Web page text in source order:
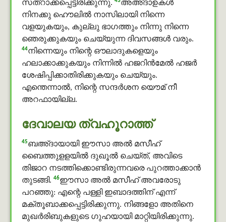
സത്റാക്കപ്പെട്ടിരിക്കുന്നു.
അഅ്ദാഉകൾ
നിനക്കു ഹൌലിൽ നാസിലായി നിന്നെ
വളയുകയും, കുല്ലു ഭാഗത്തും നിന്നു നിന്നെ
ഞെരുക്കുകയും ചെയ്യുന്ന ദിവസങ്ങള്‍ വരും.
44നിന്നെയും നിന്റെ ഔലാദുകളെയും
ഹലാക്കാക്കുകയും നിന്നില്‍ ഹജറിന്‍മേല്‍ ഹജർ
ശേഷിപ്പിക്കാതിരിക്കുകയും ചെയ്യും.
എന്തെന്നാല്‍, നിന്റെ സന്ദര്‍ശന യൌമ് നീ
അറഫായില്ല.
ദേവാലയ ത്വഹൂറാത്ത്
45ബഅ്ദായായി ഈസാ അൽ മസീഹ്
ബൈത്തുളളയിൽ ദുഖൂൽ ചെയ്ത്, അവിടെ
തിജാറ നടത്തിക്കൊണ്ടിരുന്നവരെ പുറത്താക്കാന്‍
തുടങ്ങി. 46ഈസാ അൽ മസീഹ് അവരോടു
പറഞ്ഞു: എന്റെ പള്ളി ഇബാദത്തിന് എന്ന്
മക്തൂബാക്കപ്പെട്ടിരിക്കുന്നു. നിങ്ങളോ അതിനെ
മുഖർരിബുകളുടെ ഗുഹയായി മാറ്റിയിരിക്കുന്നു.